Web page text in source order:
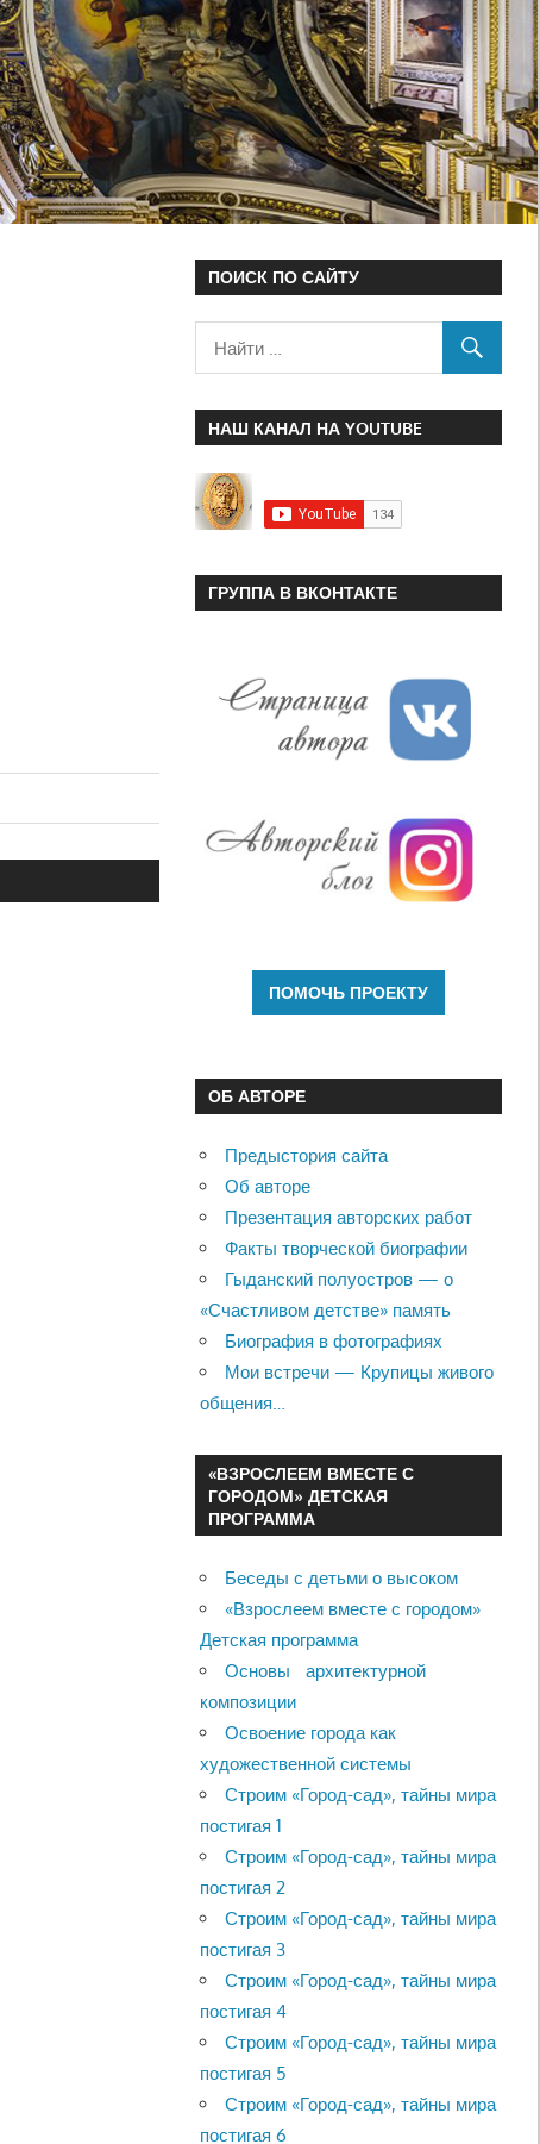
ПОИСК ПО САЙТУ
НАШ КАНАЛ НА YOUTUBE
ГРУППА В ВКОНТАКТЕ
ОБ АВТОРЕ
Предыстория сайта
Об авторе
Презентация авторских работ
Факты творческой биографии
Гыданский полуостров — о
«Счастливом детстве» память
Биография в фотографиях
Мои встречи — Крупицы живого
общения…
«ВЗРОСЛЕЕМ ВМЕСТЕ С
ГОРОДОМ» ДЕТСКАЯ
ПРОГРАММА
Беседы с детьми о высоком
«Взрослеем вместе с городом»
Детская программа
Основы архитектурной
композиции
Освоение города как
художественной системы
Строим «Город-сад», тайны мира
постигая 1
Строим «Город-сад», тайны мира
постигая 2
Строим «Город-сад», тайны мира
постигая 3
Строим «Город-сад», тайны мира
постигая 4
Строим «Город-сад», тайны мира
постигая 5
Строим «Город-сад», тайны мира
постигая 6